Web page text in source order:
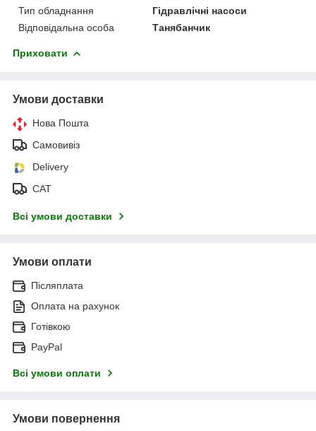
Тип обладнання
Гідравлічні насоси
Відповідальна особа
Танябанчик
Приховати
Умови доставки
Нова Пошта
Самовивіз
Delivery
САТ
Всі умови доставки
Умови оплати
Післяплата
Оплата на рахунок
Готівкою
PayPal
Всі умови оплати
Умови повернення